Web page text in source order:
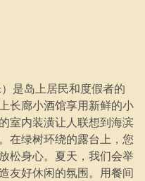
是岛上居民和度假者的
长廊小酒馆享用新鲜的小
室内装潢让人联想到海滨
在绿树环绕的露台上，您
松身心。夏天，我们会举
友好休闲的氛围。用餐间